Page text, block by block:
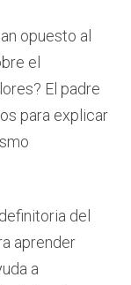
opuesto al
el
El padre
para explicar
del
aprender
a